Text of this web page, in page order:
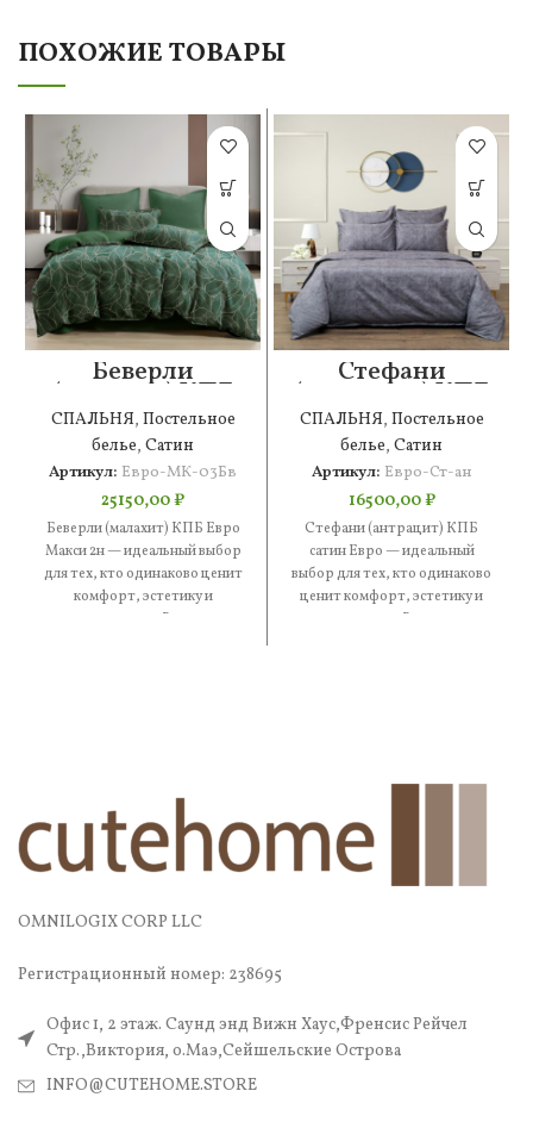
ПОХОЖИЕ ТОВАРЫ
Беверли
(малахит) КПБ
Евро Макси 2н
СПАЛЬНЯ, Постельное
белье, Сатин
Артикул: Евро-МК-03Бв
25150,00₽
Беверли (малахит) КПБ Евро
Макси 2н — идеальный выбор
для тех, кто одинаково ценит
комфорт, эстетику и
практичность. В составе
Стефани
(антрацит) КПБ
сатин Евро
СПАЛЬНЯ, Постельное
белье, Сатин
Артикул: Евро-Ст-ан
16500,00₽
Стефани (антрацит) КПБ
сатин Евро — идеальный
выбор для тех, кто одинаково
ценит комфорт, эстетику и
практичность. В составе —
OMNILOGIX CORP LLC
Регистрационный номер: 238695
Офис 1, 2 этаж. Саунд энд Вижн Хаус,Френсис Рейчел
Стр.,Виктория, о.Маэ,Сейшельские Острова
INFO@CUTEHOME.STORE